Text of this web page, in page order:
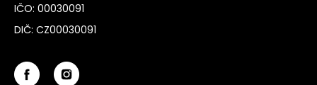
IČO: 00030091
DIČ: CZ00030091